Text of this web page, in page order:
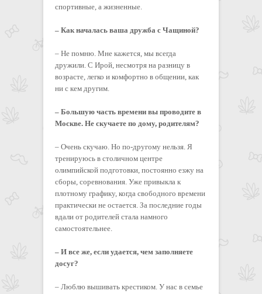
спортивные, а жизненные.
– Как началась ваша дружба с Чащиной?
– Не помню. Мне кажется, мы всегда
дружили. С Ирой, несмотря на разницу в
возрасте, легко и комфортно в общении, как
ни с кем другим.
– Большую часть времени вы проводите в
Москве. Не скучаете по дому, родителям?
– Очень скучаю. Но по-другому нельзя. Я
тренируюсь в столичном центре
олимпийской подготовки, постоянно езжу на
сборы, соревнования. Уже привыкла к
плотному графику, когда свободного времени
практически не остается. За последние годы
вдали от родителей стала намного
самостоятельнее.
– И все же, если удается, чем заполняете
досуг?
– Люблю вышивать крестиком. У нас в семье